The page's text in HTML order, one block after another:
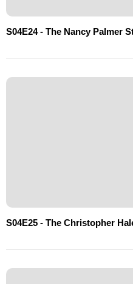
S04E24 - The Nancy Palmer
S04E25 - The Christopher